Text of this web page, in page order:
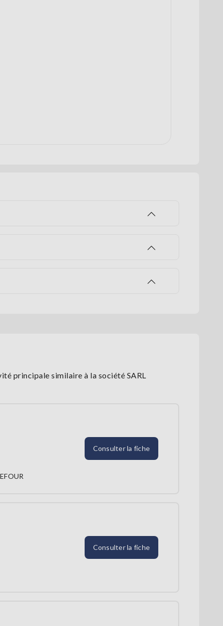
principale similaire à la société SARL
Consulter la fiche
Consulter la fiche